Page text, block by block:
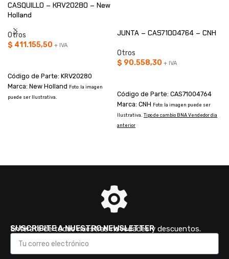
CASQUILLO – KRV20280 – New
Holland
Otros
$ 411.155,50 + IVA
Código de Parte: KRV20280
Marca: New Holland Foto: la imagen
puede ser Ilustrativa.
JUNTA – CAS71004764 – CNH
Otros
$ 90.558,30 + IVA
Código de Parte: CAS71004764
Marca: CNH Foto: la imagen puede ser
Ilustrativa. Tipo de cambio BNA Vendedor dia
anterior
SUSCRIBITE A NUESTRO NEWSLETTER
Enterate de todas nuestras novedades y descuentos.